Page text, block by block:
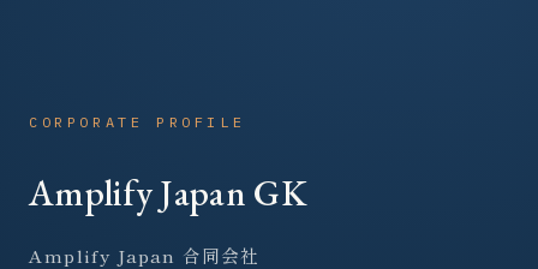
CORPORATE PROFILE
Amplify Japan GK
Amplify Japan 合同会社